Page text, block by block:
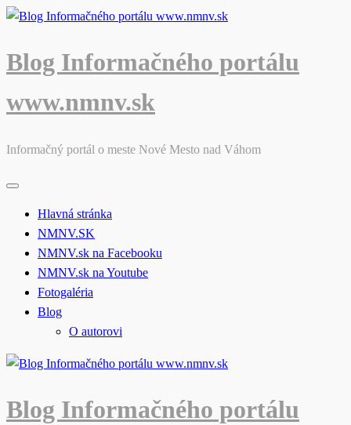
Skip
content
Blog Informačného portálu
www.nmnv.sk
Informačný portál o meste Nové Mesto nad Váhom
Hlavná stránka
NMNV.SK
NMNV.sk na Facebooku
NMNV.sk na Youtube
Fotogaléria
Blog
O autorovi
Blog Informačného portálu